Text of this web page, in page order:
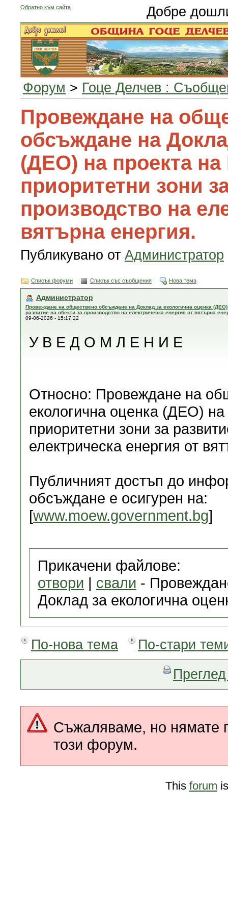
Обратно към сайта Добре
Форум > Гоце Делчев :
Провеждане на
обсъждане на
(ДЕО) на проекта
приоритетни зони
производство на
вятърна енергия.
Публикувано от Администратор
Списък форуми Списък със съобщения Нова тема
Администратор
Провеждане на обществено обсъждане на Доклад за екологична оценка
развитие на обекти за производство на електрическа енергия от вятърна
09-06-2026 - 15:17:22
У В Е Д О М Л Е Н И Е
Относно: Провеждане на
екологична оценка (ДЕО)
приоритетни зони за
електрическа енергия от
Публичният достъп до
обсъждане е осигурен на:
[www.moew.government.bg]
Прикачени файлове:
отвори | свали -
Доклад за екологична
По-нова тема
По-стари
Съжаляваме, но нямате
този форум.
This forum